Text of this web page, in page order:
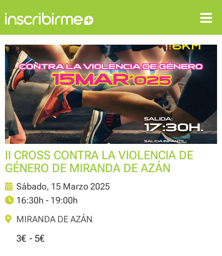
ENTRAR REGISTRARSE
II CROSS CONTRA LA VIOLENCIA DE
GÉNERO DE MIRANDA DE AZÁN
Sábado, 15 Marzo 2025
16:30h - 19:00h
MIRANDA DE AZÁN
3€ - 5€